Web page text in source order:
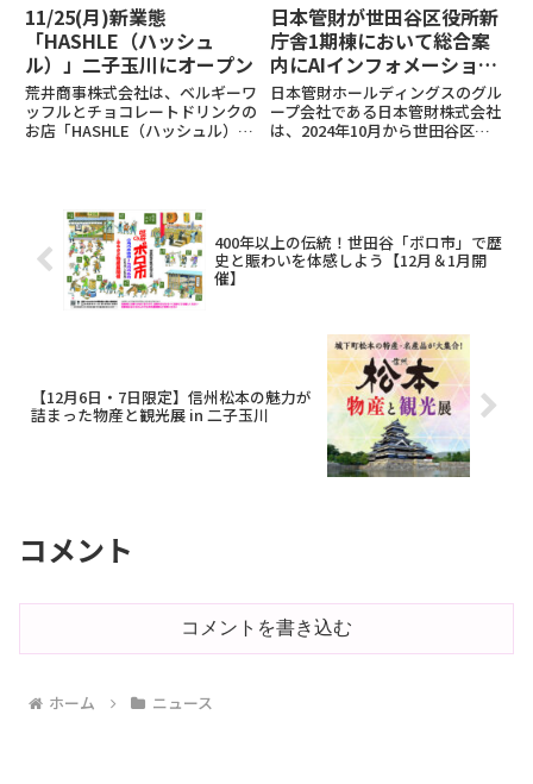
11/25(月)新業態
「HASHLE（ハッシュ
ル）」二子玉川にオープン
荒井商事株式会社は、ベルギーワ
ッフルとチョコレートドリンクの
お店「HASHLE（ハッシュル）」
ジュワッフル」や具材を包み込ん
だ「ハッシュルワッ...
日本管財が世田谷区役所新
庁舎1期棟において総合案
内にAIインフォメーション
システムを導入
日本管財ホールディングスのグル
ープ会社である日本管財株式会社
は、2024年10月から世田谷区役
400年以上の伝統！世田谷「ボロ市」で歴
史と賑わいを体感しよう【12月＆1月開
催】
【12月6日・7日限定】信州松本の魅力が
詰まった物産と観光展 in 二子玉川
コメント
コメントを書き込む
ホーム ニュース